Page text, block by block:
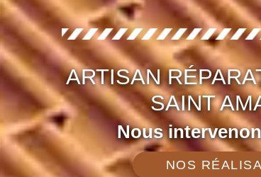
ARTISAN
SAINT
Nous
NOS